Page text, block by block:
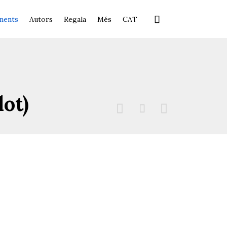
Autors Regala Més CAT 
  